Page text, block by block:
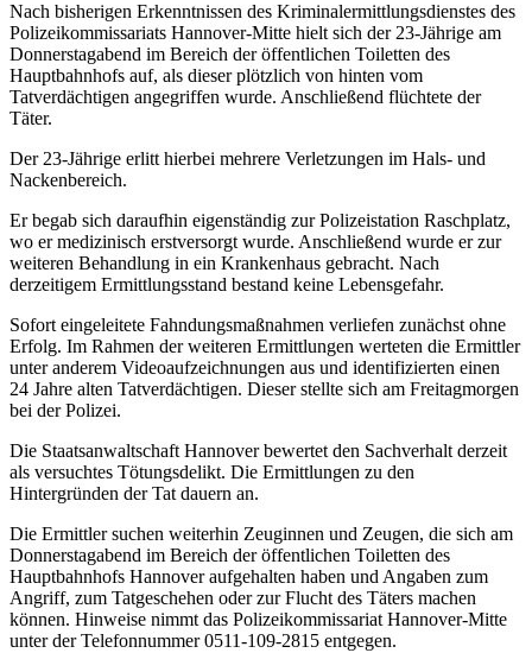
Nach bisherigen Erkenntnissen des Kriminalermittlungsdienstes des
Polizeikommissariats Hannover-Mitte hielt sich der 23-Jährige am
Donnerstagabend im Bereich der öffentlichen Toiletten des
Hauptbahnhofs auf, als dieser plötzlich von hinten vom
Tatverdächtigen angegriffen wurde. Anschließend flüchtete der
Täter.
Der 23-Jährige erlitt hierbei mehrere Verletzungen im Hals- und
Nackenbereich.
Er begab sich daraufhin eigenständig zur Polizeistation Raschplatz,
wo er medizinisch erstversorgt wurde. Anschließend wurde er zur
weiteren Behandlung in ein Krankenhaus gebracht. Nach
derzeitigem Ermittlungsstand bestand keine Lebensgefahr.
Sofort eingeleitete Fahndungsmaßnahmen verliefen zunächst ohne
Erfolg. Im Rahmen der weiteren Ermittlungen werteten die Ermittler
unter anderem Videoaufzeichnungen aus und identifizierten einen
24 Jahre alten Tatverdächtigen. Dieser stellte sich am Freitagmorgen
bei der Polizei.
Die Staatsanwaltschaft Hannover bewertet den Sachverhalt derzeit
als versuchtes Tötungsdelikt. Die Ermittlungen zu den
Hintergründen der Tat dauern an.
Die Ermittler suchen weiterhin Zeuginnen und Zeugen, die sich am
Donnerstagabend im Bereich der öffentlichen Toiletten des
Hauptbahnhofs Hannover aufgehalten haben und Angaben zum
Angriff, zum Tatgeschehen oder zur Flucht des Täters machen
können. Hinweise nimmt das Polizeikommissariat Hannover-Mitte
unter der Telefonnummer 0511-109-2815 entgegen.